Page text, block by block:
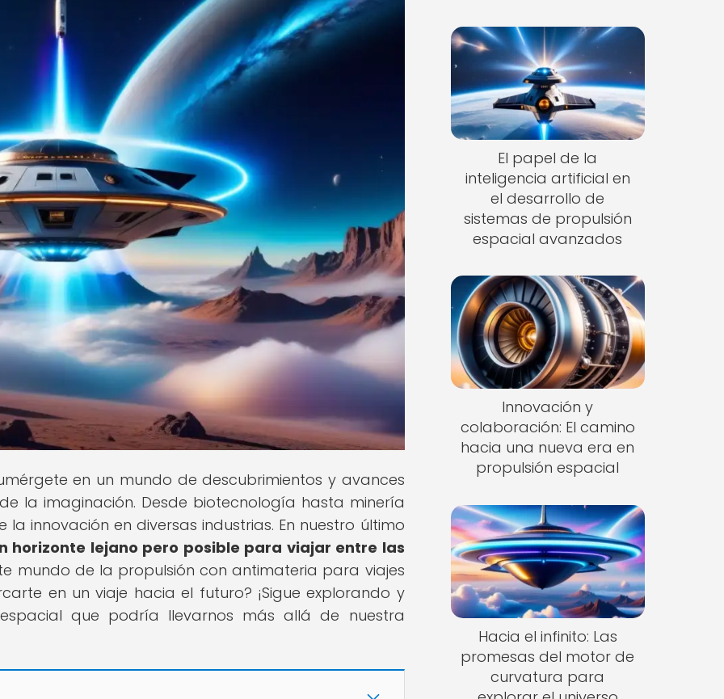
en un mundo de descubrimientos y avances
la imaginación. Desde biotecnología hasta minería
innovación en diversas industrias. En nuestro último
horizonte lejano pero posible para viajar entre las
mundo de la propulsión con antimateria para viajes
en un viaje hacia el futuro? ¡Sigue explorando y
que podría llevarnos más allá de nuestra
El papel de la
inteligencia artificial en
el desarrollo de
sistemas de propulsión
espacial avanzados
Innovación y
colaboración: El camino
hacia una nueva era en
propulsión espacial
Hacia el infinito: Las
promesas del motor de
curvatura para